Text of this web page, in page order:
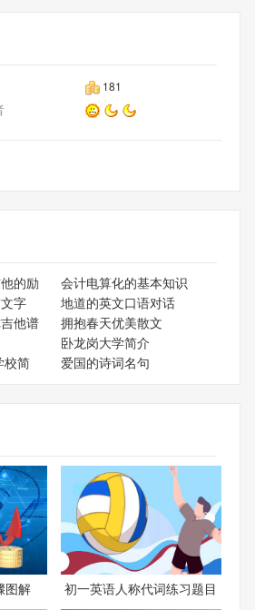
181
的励
会计电算化的基本知识
字
地道的英文口语对话
他谱
拥抱春天优美散文
卧龙岗大学简介
校简
爱国的诗词名句
图解 初一英语人称代词练习题目